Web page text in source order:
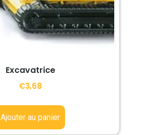
Excavatrice
€3,68
Ajouter au panier